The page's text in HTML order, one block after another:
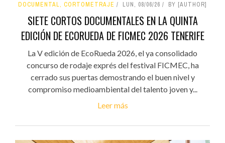
DOCUMENTAL, CORTOMETRAJE LUN, 08/06/26 BY [AUTHOR]
SIETE CORTOS DOCUMENTALES EN LA QUINTA
EDICIÓN DE ECORUEDA DE FICMEC 2026 TENERIFE
La V edición de EcoRueda 2026, el ya consolidado
concurso de rodaje exprés del festival FICMEC, ha
cerrado sus puertas demostrando el buen nivel y
compromiso medioambiental del talento joven y...
Leer más